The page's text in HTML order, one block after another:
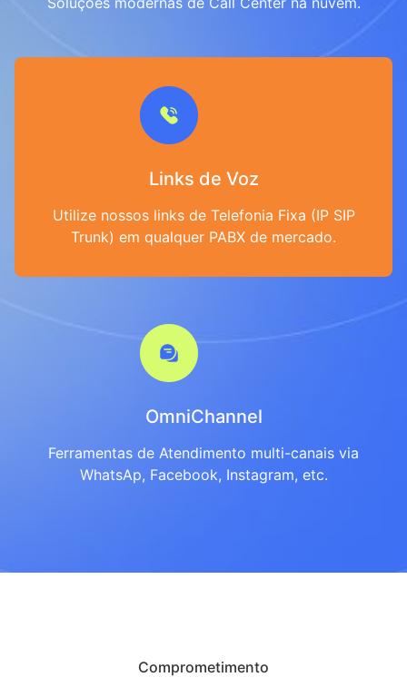
Links de Voz
Utilize nossos links de Telefonia Fixa (IP SIP
Trunk) em qualquer PABX de mercado.
OmniChannel
Ferramentas de Atendimento multi-canais via
WhatsAp, Facebook, Instagram, etc.
Comprometimento